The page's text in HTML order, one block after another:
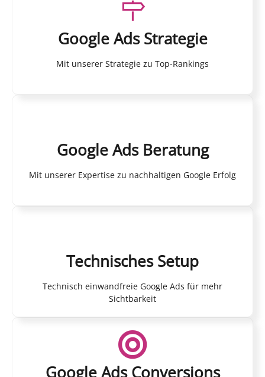
Google Ads Strategie
Mit unserer Strategie zu Top-Rankings
Google Ads Beratung
Mit unserer Expertise zu nachhaltigen Google Erfolg
Technisches Setup
Technisch einwandfreie Google Ads für mehr
Sichtbarkeit
Google Ads Conversions